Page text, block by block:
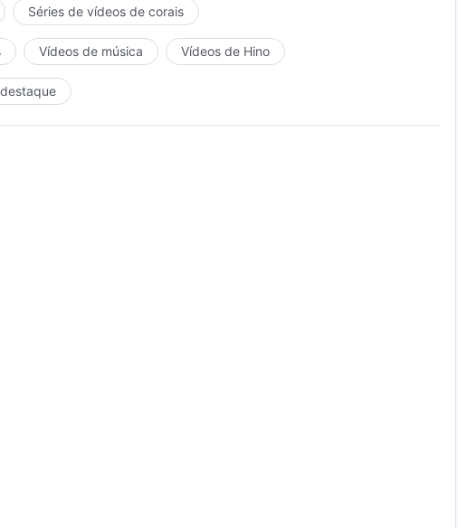
Séries de vídeos de corais
Vídeos de música Vídeos de Hino